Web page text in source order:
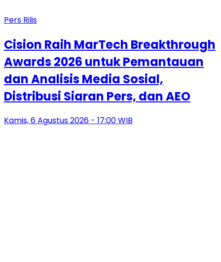
Pers Rilis
Cision Raih MarTech Breakthrough
Awards 2026 untuk Pemantauan
dan Analisis Media Sosial,
Distribusi Siaran Pers, dan AEO
Kamis, 6 Agustus 2026 - 17:00 WIB